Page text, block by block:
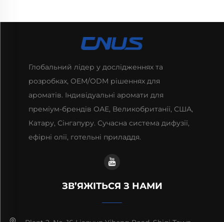
Глобальний лідер у дослідженнях та
розробках, OEM/ODM рішеннях для
ароматів. Індивідуальні аромати для
преміум-брендів ОАЕ, Великобританії, США,
Катару, Сінгапуру. Сучасна система дифузії,
ефірні олії, готельні приладдя.
ЗВ’ЯЖІТЬСЯ З НАМИ